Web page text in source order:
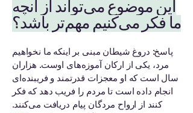
این موضوع می‌تواند از آنچه
ما فکر می‌کنیم مهم‌تر باشد؟
پاسخ: دروغ شیطان مبنی بر اینکه ما نخواهیم
مرد، یکی از ارکان آموزه‌های اوست. هزاران
سال است که او معجزات قدرتمند و فریبنده‌ای
انجام داده است تا مردم را فریب دهد که فکر
کنند از ارواح مردگان پیام دریافت می‌کنند.